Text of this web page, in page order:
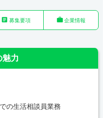
 募集要項 企業情報
魅力
の生活相談員業務